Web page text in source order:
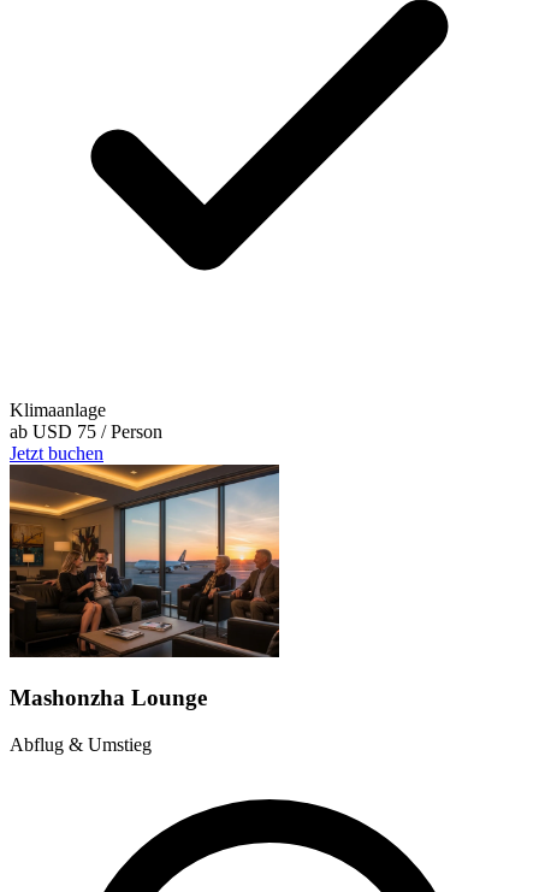
Klimaanlage
ab USD 75 / Person
Jetzt buchen
Mashonzha Lounge
Abflug & Umstieg